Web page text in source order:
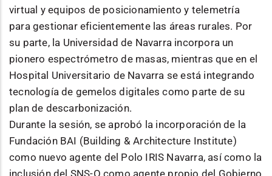
virtual y equipos de posicionamiento y telemetría
para gestionar eficientemente las áreas rurales. Por
su parte, la Universidad de Navarra incorpora un
pionero espectrómetro de masas, mientras que en el
Hospital Universitario de Navarra se está integrando
tecnología de gemelos digitales como parte de su
plan de descarbonización.
Durante la sesión, se aprobó la incorporación de la
Fundación BAI (Building & Architecture Institute)
como nuevo agente del Polo IRIS Navarra, así como la
inclusión del SNS-O como agente propio del Gobierno